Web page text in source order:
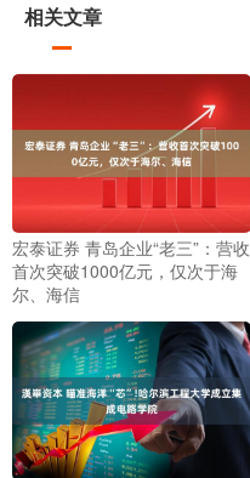
相关文章
宏泰证券 青岛企业“老三”：营收
首次突破1000亿元，仅次于海
尔、海信